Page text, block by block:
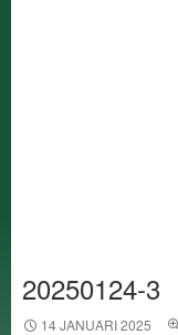
20250124-3
14 JANUARI 2025